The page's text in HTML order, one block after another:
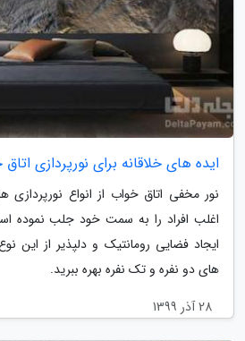
ایده های خلاقانه برای نورپردازی
نور مخفی اتاق خواب از انواع
اغلب افراد را به سمت خود جلب نموده
ایجاد فضایی رومانتیک و دلپذیر از این
های دو نفره و تک نفره بهره ببرید.
28 آذر 1399